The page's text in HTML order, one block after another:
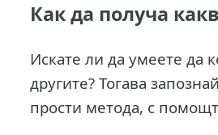
Как да получа
Искате ли да умеете да
другите? Тогава
прости метода, с